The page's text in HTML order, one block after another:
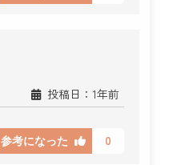
投稿日：1年前
参考になった 0